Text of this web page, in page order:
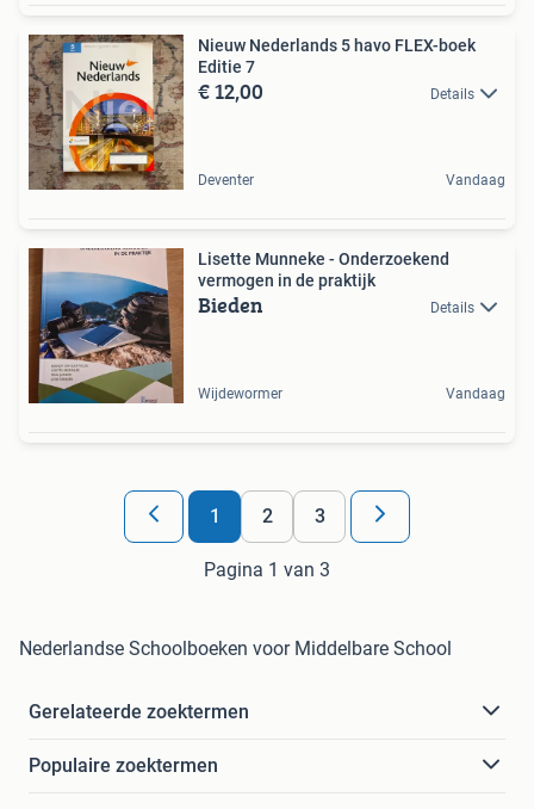
Nieuw Nederlands 5 havo FLEX-boek
Editie 7
€ 12,00 Details
Deventer Vandaag
Lisette Munneke - Onderzoekend
vermogen in de praktijk
Bieden Details
Wijdewormer Vandaag
1 2 3
Pagina 1 van 3
Nederlandse Schoolboeken voor Middelbare School
Gerelateerde zoektermen
Populaire zoektermen